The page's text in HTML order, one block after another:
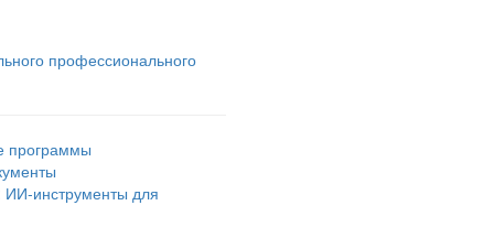
профессионального
программы
ИИ‑инструменты для